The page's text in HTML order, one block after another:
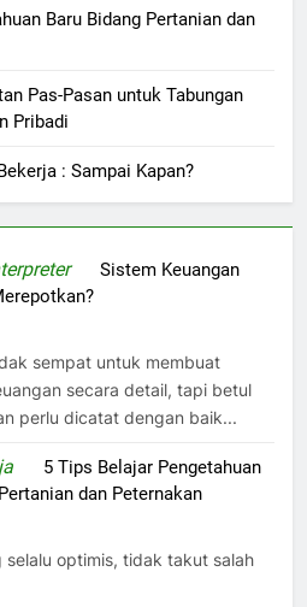
Baru Bidang Pertanian dan
Pas-Pasan untuk Tabungan
Pribadi
: Sampai Kapan?
onSistem Keuangan
sempat untuk membuat
secara detail, tapi betul
perlu dicatat dengan baik...
5 Tips Belajar Pengetahuan
dan Peternakan
selalu optimis, tidak takut salah